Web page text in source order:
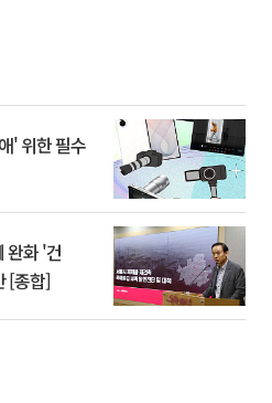
' 위한 필수
완화 '건
[종합]